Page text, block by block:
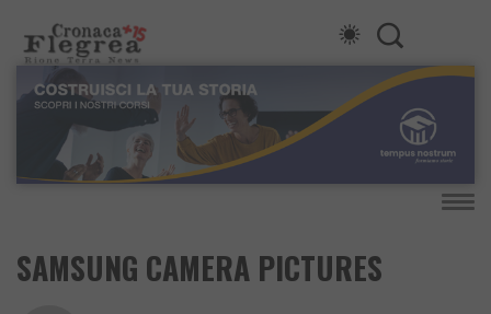
SAMSUNG CAMERA PICTURES